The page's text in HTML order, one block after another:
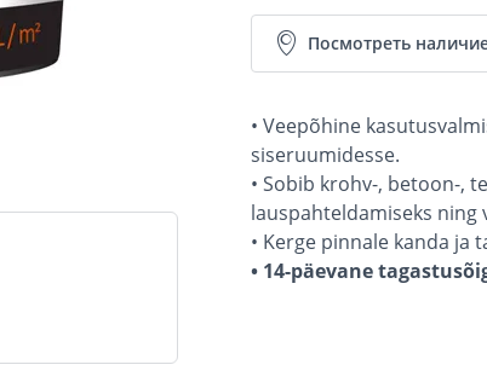
Посмотреть
• Veepõhine
siseruumidesse.
• Sobib krohv-, betoon-,
lauspahteldamiseks ning
• Kerge pinnale kanda ja
• 14-päevane